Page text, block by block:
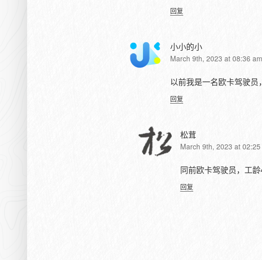
回复
小小的小
March 9th, 2023 at 08:36 am
以前我是一名欧卡驾驶
回复
松茸
March 9th, 2023 at 02:25
同前欧卡驾驶员，工
回复